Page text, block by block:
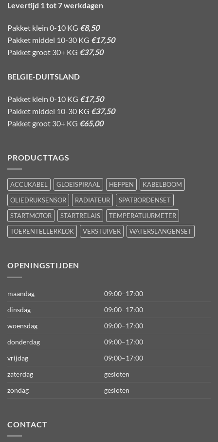
Levertijd 1 tot 7 werkdagen
Pakket klein 0-10 KG €8,50
Pakket middel 10-30 KG €17,50
Pakket groot 30+ KG €37,50
BELGIE-DUITSLAND
Pakket klein 0-10 KG €17,50
Pakket middel 10-30 KG €37,50
Pakket groot 30+ KG €65,00
PRODUCTTAGS
ACCUKABEL GLOEISPIRAAL HEFPEN
KABELBOOM
OLIEDRUKSENSOR
RADIATEUR
SPATBORDENSET
STARTMOTOR
STARTRELAIS
TEMPERATUURMETER
TOERENTELLERKLOK
VERSTUIVER WATERSLANGENSET
OPENINGSTIJDEN
maandag
09:00–17:00
dinsdag
09:00–17:00
woensdag
09:00–17:00
donderdag
09:00–17:00
vrijdag
09:00–17:00
zaterdag
gesloten
zondag
gesloten
CONTACT